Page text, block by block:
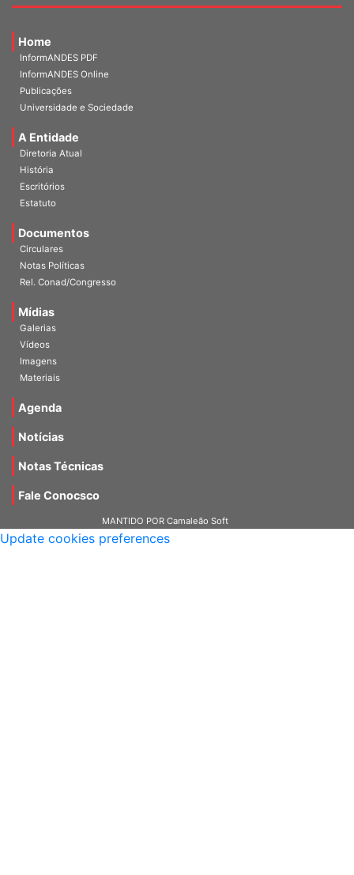
Home
InformANDES PDF
InformANDES Online
Publicações
A Entidade
Diretoria Atual
História
Escritórios
Documentos
Circulares
Notas Políticas
Mídias
Galerias
Vídeos
Imagens
MANTIDO POR Camaleão Soft
Update cookies preferences